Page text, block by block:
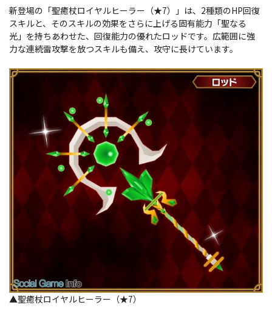
新登場の「聖癒杖ロイヤルヒーラー（★7）」は、2種類のHP回復
スキルと、そのスキルの効果をさらに上げる固有能力「聖なる
光」を持ちあわせた、回復能力の優れたロッドです。広範囲に強
力な連続雷攻撃を放つスキルも備え、攻守に長けています。
▲聖癒杖ロイヤルヒーラー（★7）